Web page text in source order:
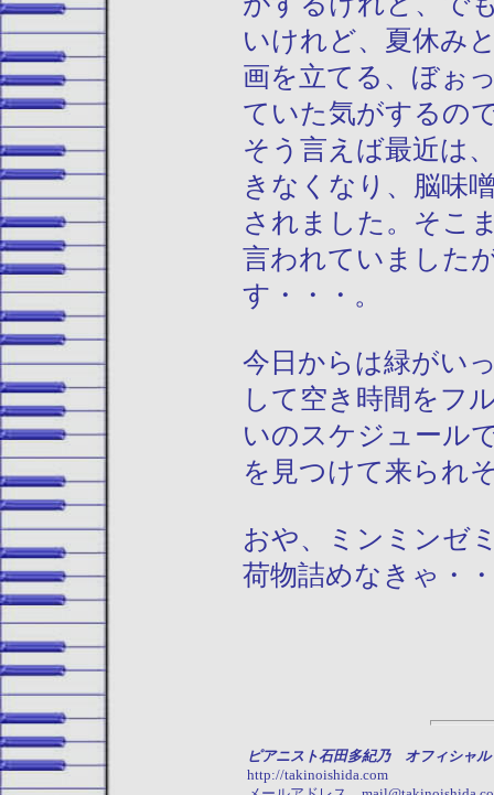
いけれど、夏休み
画を立てる、ぼぉ
ていた気がするの
そう言えば最近は
きなくなり、脳味
されました。そこ
言われていました
す・・・。
今日からは緑がい
して空き時間をフ
いのスケジュール
を見つけて来られ
おや、ミンミンゼ
荷物詰めなきゃ・
ピアニスト石田多紀乃 オフィシャル
http://takinoishida.com